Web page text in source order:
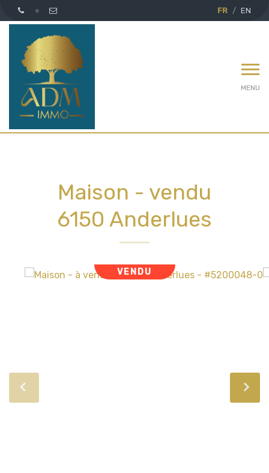
FR EN
MENU
Maison - vendu
6150 Anderlues
VENDU